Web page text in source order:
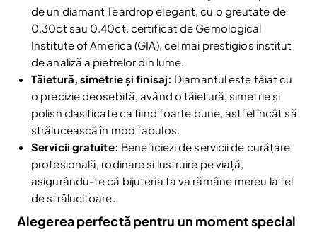
Reduceri și noutăți doar pentru abonați
Fii la curent cu noutățile și promoțiile abonându-te
la newsletter-ul nostru.
Email
Abonare
Am citit și sunt de acord cu
Nu mai afișa.
de un diamant Teardrop elegant, cu o greutate de
0.30ct sau 0.40ct, certificat de Gemological
Institute of America (GIA), cel mai prestigios institut
de analiză a pietrelor din lume.
Tăietură, simetrie și finisaj: Diamantul este tăiat cu
o precizie deosebită, având o tăietură, simetrie și
polish clasificate ca fiind foarte bune, astfel încât să
strălucească în mod fabulos.
Servicii gratuite: Beneficiezi de servicii de curățare
profesională, rodinare și lustruire pe viață,
asigurându-te că bijuteria ta va rămâne mereu la fel
de strălucitoare.
Alegerea perfectă pentru un moment special